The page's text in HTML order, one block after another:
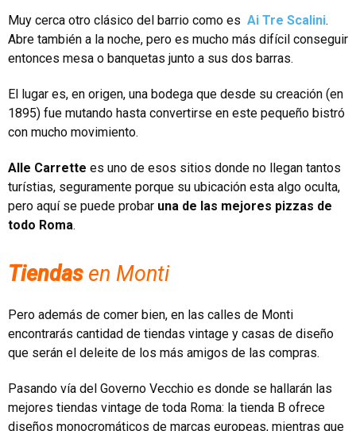
Muy cerca otro clásico del barrio como es Ai Tre Scalini.
Abre también a la noche, pero es mucho más difícil conseguir
entonces mesa o banquetas junto a sus dos barras.
El lugar es, en origen, una bodega que desde su creación (en
1895) fue mutando hasta convertirse en este pequeño bistró
con mucho movimiento.
Alle Carrette es uno de esos sitios donde no llegan tantos
turístias, seguramente porque su ubicación esta algo oculta,
pero aquí se puede probar una de las mejores pizzas de
todo Roma.
Tiendasen Monti
Pero además de comer bien, en las calles de Monti
encontrarás cantidad de tiendas vintage y casas de diseño
que serán el deleite de los más amigos de las compras.
Pasando vía del Governo Vecchio es donde se hallarán las
mejores tiendas vintage de toda Roma: la tienda B ofrece
diseños monocromáticos de marcas europeas, mientras que